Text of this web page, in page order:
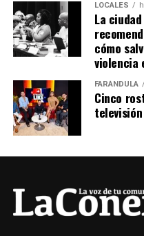
LOCALES
La
cómo
violencia
FARÁNDULA
Cinco